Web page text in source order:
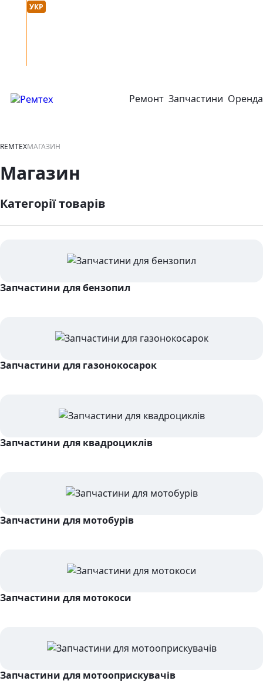
Мова сайту :
УКР
відкрити або закрити навігаційне меню
Ремонт Запчастини Оренда
REMTEXМАГАЗИН
Магазин
Категорії товарів
Запчастини для бензопил
Запчастини для газонокосарок
Запчастини для квадроциклів
Запчастини для мотобурів
Запчастини для мотокоси
Запчастини для мотооприскувачів